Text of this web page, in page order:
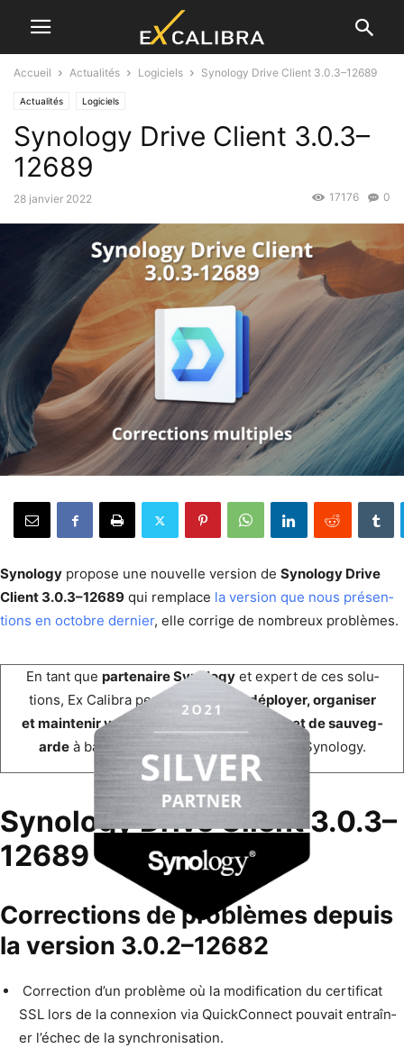
Accueil Actualités Logiciels Synology Drive Client 3.0.3–12689
Actualités Logiciels
Synology Drive Client 3.0.3–
12689
28 janvier 2022 0
17176
Syn­ol­o­gy pro­pose une nou­velle ver­sion de Syn­ol­o­gy Dri­ve
Client 3.0.3–12689 qui rem­place la ver­sion que nous présen­
tions en octo­bre dernier, elle cor­rige de nom­breux problèmes.
En tant que parte­naire Syn­ol­o­gyet expert de ces solu­
tions, Ex Cal­i­bra peut vous aider àdéploy­er, organ­is­er
et main­tenir votre sys­tème d’in­for­ma­tion et de sauve­g­
ardeà base de dis­ques durs réseau NAS Synology.
Synology Drive Client 3.0.3–
12689
Corrections de problèmes depuis
la version 3.0.2–12682
Cor­rec­tion d’un prob­lème où la mod­i­fi­ca­tion du cer­ti­fi­cat
SSL lors de la con­nex­ion via Quick­Con­nect pou­vait entraîn­
er l’échec de la synchronisation.